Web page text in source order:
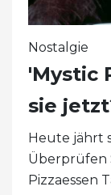
Nostalgie
'Mystic
sie
Heute jährt
Überprüfen
Pizzaessen